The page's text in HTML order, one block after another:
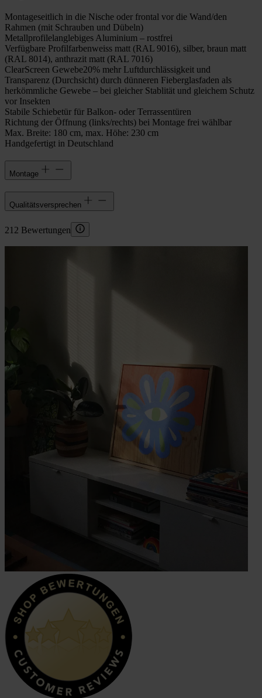
Montageseitlich in die Nische oder frontal vor die Wand/den
Rahmen (mit Schrauben und Dübeln)
Metallprofilelanglebiges Aluminium – rostfrei
Verfügbare Profilfarbenweiss matt (RAL 9016), silber, braun matt
(RAL 8014), anthrazit matt (RAL 7016)
ClearScreen Gewebe20% mehr Luftdurchlässigkeit und
Transparenz (Durchsicht) durch dünneren Fieberglasfaden als
herkömmliche Gewebe – bei gleicher Stablität und gleichem Schutz
vor Insekten
Stabile Schiebetür für Balkon- oder Terrassentüren
Richtung der Öffnung (links/rechts) bei Montage frei wählbar
Max. Breite: 180 cm, max. Höhe: 230 cm
Handgefertigt in Deutschland
Montage
Qualitätsversprechen
212 Bewertungen